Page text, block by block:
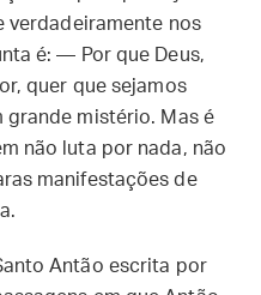
verdadeiramente nos
é: — Por que Deus,
quer que sejamos
grande mistério. Mas é
não luta por nada, não
manifestações de
Antão escrita por